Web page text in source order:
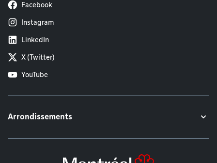
Facebook
Instagram
LinkedIn
X (Twitter)
YouTube
Arrondissements